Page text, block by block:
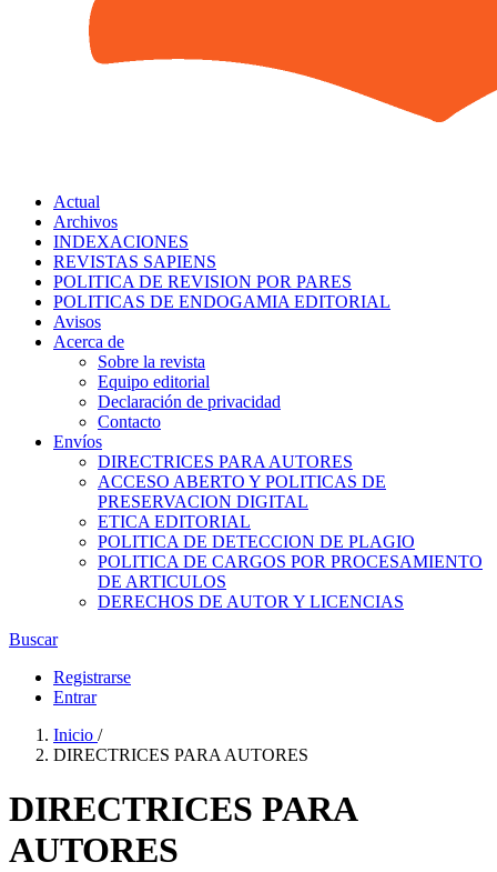
Actual
Archivos
INDEXACIONES
REVISTAS SAPIENS
POLITICA DE REVISION POR PARES
POLITICAS DE ENDOGAMIA EDITORIAL
Avisos
Acerca de
Sobre la revista
Equipo editorial
Declaración de privacidad
Contacto
Envíos
DIRECTRICES PARA AUTORES
ACCESO ABERTO Y POLITICAS DE
PRESERVACION DIGITAL
ETICA EDITORIAL
POLITICA DE DETECCION DE PLAGIO
POLITICA DE CARGOS POR PROCESAMIENTO
DE ARTICULOS
DERECHOS DE AUTOR Y LICENCIAS
Buscar
Registrarse
Entrar
Inicio /
DIRECTRICES PARA AUTORES
DIRECTRICES PARA
AUTORES